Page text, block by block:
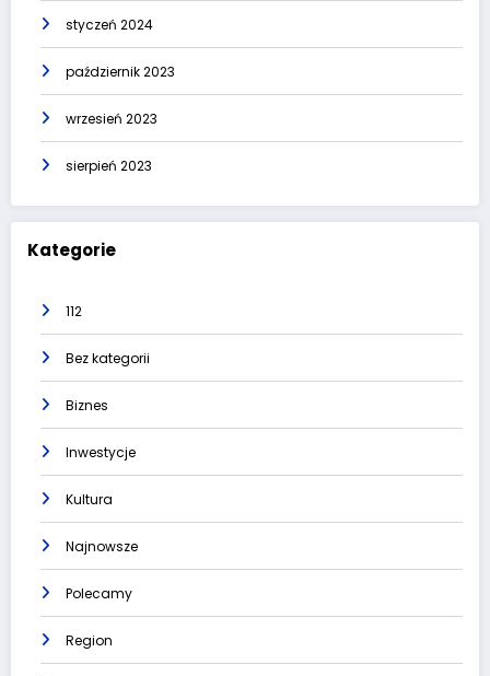
styczeń 2024
październik 2023
wrzesień 2023
sierpień 2023
Kategorie
112
Bez kategorii
Biznes
Inwestycje
Kultura
Najnowsze
Polecamy
Region